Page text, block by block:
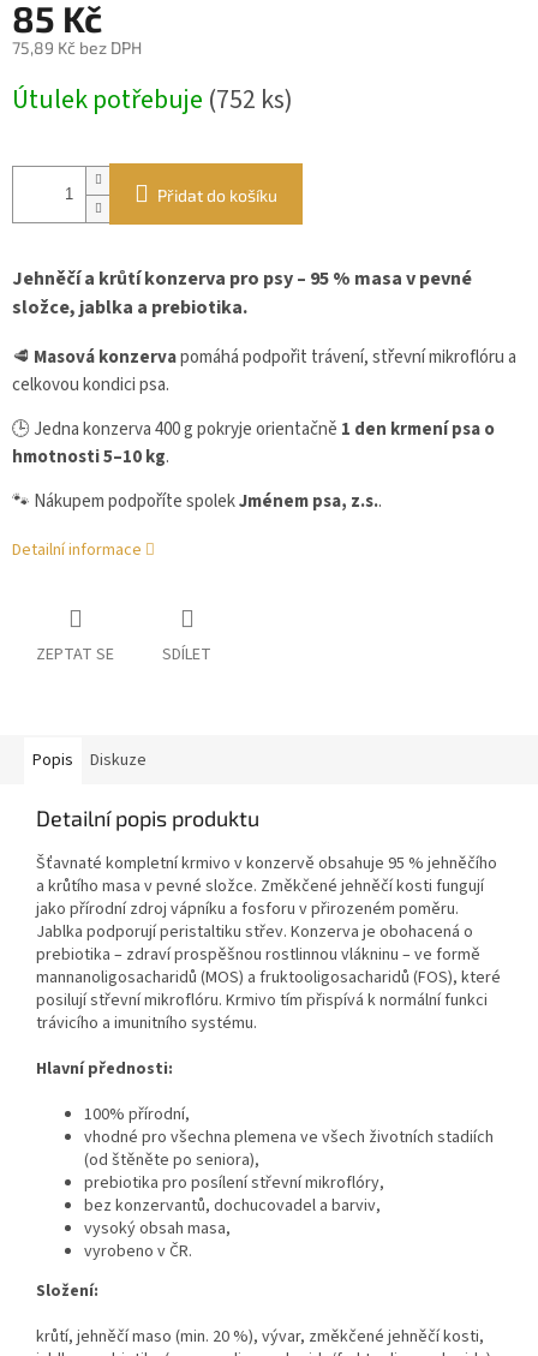
85 Kč
75,89 Kč bez DPH
Měrná
cena:
Útulek potřebuje (752 ks)
Přidat do košíku
Jehněčí a krůtí konzerva pro psy – 95 % masa v pevné
složce, jablka a prebiotika.
🥩 Masová konzervapomáhá podpořit trávení, střevní mikroflóru a
celkovou kondici psa.
🕒 Jedna konzerva 400 g pokryje orientačně 1 den krmení psa o
hmotnosti 5–10 kg.
🐾 Nákupem podpoříte spolekJménem psa, z.s..
Detailní informace
ZEPTAT SE SDÍLET
Popis Diskuze
Detailní popis produktu
Šťavnaté kompletní krmivo v konzervě obsahuje 95 % jehněčího
a krůtího masa v pevné složce. Změkčené jehněčí kosti fungují
jako přírodní zdroj vápníku a fosforu v přirozeném poměru.
Jablka podporují peristaltiku střev. Konzerva je obohacená o
prebiotika – zdraví prospěšnou rostlinnou vlákninu – ve formě
mannanoligosacharidů (MOS) a fruktooligosacharidů (FOS), které
posilují střevní mikroflóru. Krmivo tím přispívá k normální funkci
trávicího a imunitního systému.
Hlavní přednosti:
100% přírodní,
vhodné pro všechna plemena ve všech životních stadiích
(od štěněte po seniora),
prebiotika pro posílení střevní mikroflóry,
bez konzervantů, dochucovadel a barviv,
vysoký obsah masa,
vyrobeno v ČR.
Složení:
krůtí, jehněčí maso (min. 20 %), vývar, změkčené jehněčí kosti,